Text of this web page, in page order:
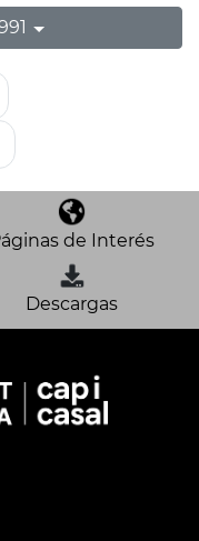
de Interés
Descargas